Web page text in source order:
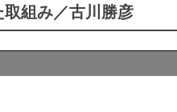
組み／古川勝彦